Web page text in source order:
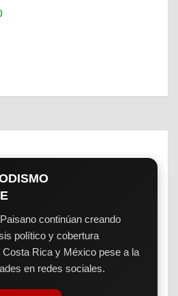
continúan creando
político y cobertura
Costa Rica y México pese a la
en redes sociales.